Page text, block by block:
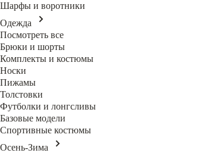
Шарфы и воротники
Одежда
Посмотреть все
Брюки и шорты
Комплекты и костюмы
Носки
Пижамы
Толстовки
Футболки и лонгсливы
Базовые модели
Спортивные костюмы
Осень-Зима